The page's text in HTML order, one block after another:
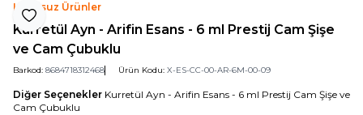
Favoriye Ekle
Logosuz Ürünler
Kurretül Ayn - Arifin Esans - 6 ml Prestij Cam Şişe
ve Cam Çubuklu
Barkod: 8684718312468 Ürün Kodu: X-ES-CC-00-AR-6M-00-09
Diğer Seçenekler Kurretül Ayn - Arifin Esans - 6 ml Prestij Cam Şişe ve
Cam Çubuklu